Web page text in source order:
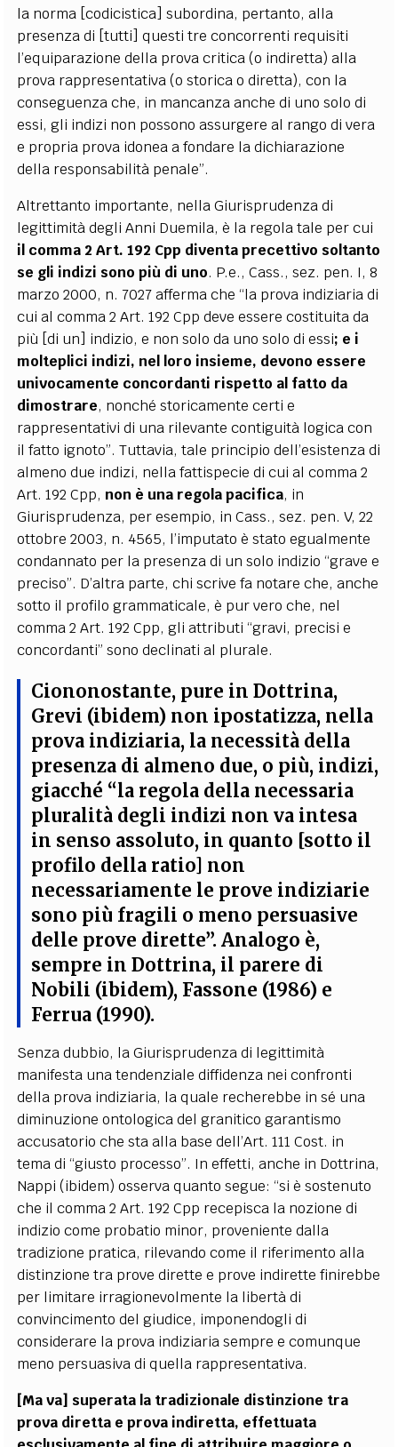
la norma [codicistica] subordina, pertanto, alla
presenza di [tutti] questi tre concorrenti requisiti
l’equiparazione della prova critica (o indiretta) alla
prova rappresentativa (o storica o diretta), con la
conseguenza che, in mancanza anche di uno solo di
essi, gli indizi non possono assurgere al rango di vera
e propria prova idonea a fondare la dichiarazione
della responsabilità penale”.
Altrettanto importante, nella Giurisprudenza di
legittimità degli Anni Duemila, è la regola tale per cui
il comma 2 Art. 192 Cpp diventa precettivo soltanto
se gli indizi sono più di uno. P.e., Cass., sez. pen. I, 8
marzo 2000, n. 7027 afferma che “la prova indiziaria di
cui al comma 2 Art. 192 Cpp deve essere costituita da
più [di un] indizio, e non solo da uno solo di essi; e i
molteplici indizi, nel loro insieme, devono essere
univocamente concordanti rispetto al fatto da
dimostrare, nonché storicamente certi e
rappresentativi di una rilevante contiguità logica con
il fatto ignoto”. Tuttavia, tale principio dell’esistenza di
almeno due indizi, nella fattispecie di cui al comma 2
Art. 192 Cpp, non è una regola pacifica, in
Giurisprudenza, per esempio, in Cass., sez. pen. V, 22
ottobre 2003, n. 4565, l’imputato è stato egualmente
condannato per la presenza di un solo indizio “grave e
preciso”. D’altra parte, chi scrive fa notare che, anche
sotto il profilo grammaticale, è pur vero che, nel
comma 2 Art. 192 Cpp, gli attributi “gravi, precisi e
concordanti” sono declinati al plurale.
Ciononostante, pure in Dottrina,
Grevi (ibidem) non ipostatizza, nella
prova indiziaria, la necessità della
presenza di almeno due, o più, indizi,
giacché “la regola della necessaria
pluralità degli indizi non va intesa
in senso assoluto, in quanto [sotto il
profilo della ratio] non
necessariamente le prove indiziarie
sono più fragili o meno persuasive
delle prove dirette”. Analogo è,
sempre in Dottrina, il parere di
Nobili (ibidem), Fassone (1986) e
Ferrua (1990).
Senza dubbio, la Giurisprudenza di legittimità
manifesta una tendenziale diffidenza nei confronti
della prova indiziaria, la quale recherebbe in sé una
diminuzione ontologica del granitico garantismo
accusatorio che sta alla base dell’Art. 111 Cost. in
tema di “giusto processo”. In effetti, anche in Dottrina,
Nappi (ibidem) osserva quanto segue: “si è sostenuto
che il comma 2 Art. 192 Cpp recepisca la nozione di
indizio come probatio minor, proveniente dalla
tradizione pratica, rilevando come il riferimento alla
distinzione tra prove dirette e prove indirette finirebbe
per limitare irragionevolmente la libertà di
convincimento del giudice, imponendogli di
considerare la prova indiziaria sempre e comunque
meno persuasiva di quella rappresentativa.
[Ma va] superata la tradizionale distinzione tra
prova diretta e prova indiretta, effettuata